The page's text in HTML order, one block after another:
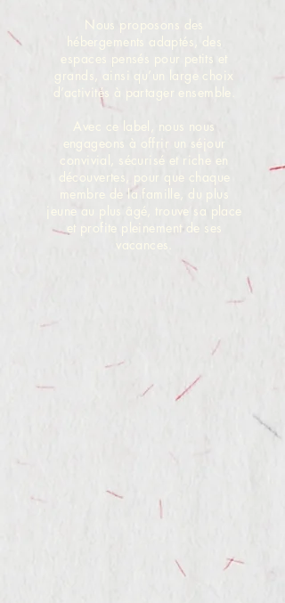
Nous proposons des
hébergements adaptés, des
espaces pensés pour petits et
grands, ainsi qu’un large choix
d’activités à partager ensemble.
Avec ce label, nous nous
engageons à offrir un séjour
convivial, sécurisé et riche en
découvertes, pour que chaque
membre de la famille, du plus
jeune au plus âgé, trouve sa place
et profite pleinement de ses
vacances.